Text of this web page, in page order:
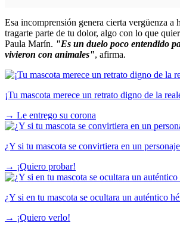
Esa incomprensión genera cierta vergüenza a
tragarte parte de tu dolor, algo con lo que
Paula Marín. "Es un duelo poco entendido
vivieron con animales", afirma.
¡Tu mascota merece un retrato digno de la
→ Le entrego su corona
¿Y si tu mascota se convirtiera en un
→ ¡Quiero probar!
¿Y si en tu mascota se ocultara un auténtico
→ ¡Quiero verlo!